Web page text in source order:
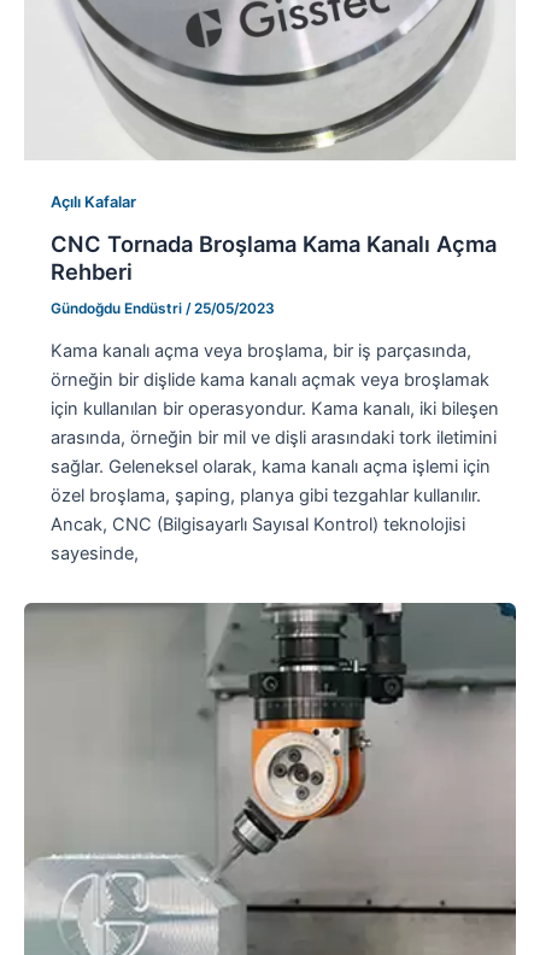
Açılı Kafalar
CNC Tornada Broşlama Kama Kanalı Açma
Rehberi
Gündoğdu Endüstri /25/05/2023
Kama kanalı açma veya broşlama, bir iş parçasında,
örneğin bir dişlide kama kanalı açmak veya broşlamak
için kullanılan bir operasyondur. Kama kanalı, iki bileşen
arasında, örneğin bir mil ve dişli arasındaki tork iletimini
sağlar. Geleneksel olarak, kama kanalı açma işlemi için
özel broşlama, şaping, planya gibi tezgahlar kullanılır.
Ancak, CNC (Bilgisayarlı Sayısal Kontrol) teknolojisi
sayesinde,